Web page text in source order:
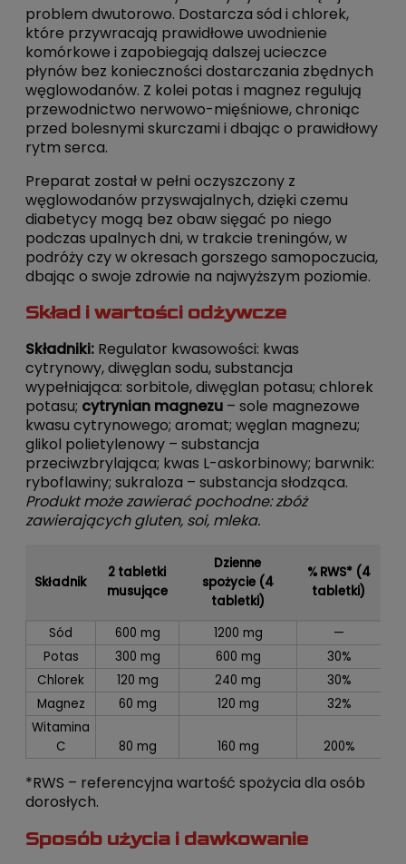
problem dwutorowo. Dostarcza sód i chlorek,
które przywracają prawidłowe uwodnienie
komórkowe i zapobiegają dalszej ucieczce
płynów bez konieczności dostarczania zbędnych
węglowodanów. Z kolei potas i magnez regulują
przewodnictwo nerwowo-mięśniowe, chroniąc
przed bolesnymi skurczami i dbając o prawidłowy
rytm serca.
Preparat został w pełni oczyszczony z
węglowodanów przyswajalnych, dzięki czemu
diabetycy mogą bez obaw sięgać po niego
podczas upalnych dni, w trakcie treningów, w
podróży czy w okresach gorszego samopoczucia,
dbając o swoje zdrowie na najwyższym poziomie.
Skład i wartości odżywcze
Składniki: Regulator kwasowości: kwas
cytrynowy, diwęglan sodu, substancja
wypełniająca: sorbitole, diwęglan potasu; chlorek
potasu; cytrynian magnezu – sole magnezowe
kwasu cytrynowego; aromat; węglan magnezu;
glikol polietylenowy – substancja
przeciwzbrylająca; kwas L-askorbinowy; barwnik:
ryboflawiny; sukraloza – substancja słodząca.
Produkt może zawierać pochodne: zbóż
zawierających gluten, soi, mleka.
Składnik
2 tabletki
musujące
Dzienne
spożycie (4
tabletki)
% RWS* (4
tabletki)
Sód 600 mg 1200 mg
—
Potas
300 mg 600 mg
30%
Chlorek
120 mg 240 mg
30%
Magnez
60 mg 120 mg
32%
Witamina
C
80 mg 160 mg 200%
*RWS – referencyjna wartość spożycia dla osób
dorosłych.
Sposób użycia i dawkowanie